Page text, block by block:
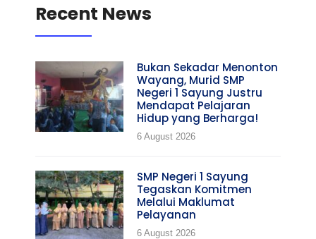
Recent News
Bukan Sekadar Menonton
Wayang, Murid SMP
Negeri 1 Sayung Justru
Mendapat Pelajaran
Hidup yang Berharga!
6 August 2026
SMP Negeri 1 Sayung
Tegaskan Komitmen
Melalui Maklumat
Pelayanan
6 August 2026